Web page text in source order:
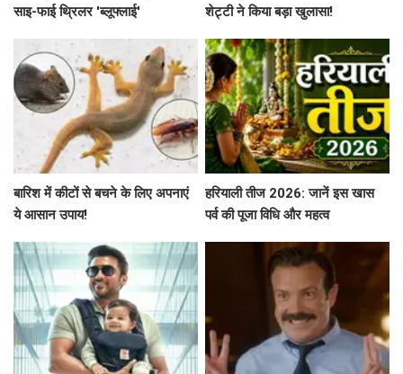
साइ-फाई थ्रिलर 'ब्लूफ्लाई'
शेट्टी ने किया बड़ा खुलासा!
बारिश में कीटों से बचने के लिए अपनाएं
ये आसान उपाय!
हरियाली तीज 2026: जानें इस खास
पर्व की पूजा विधि और महत्व